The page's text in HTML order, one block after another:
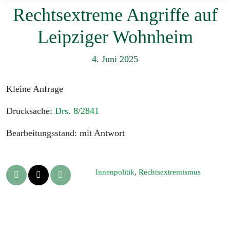
Rechtsextreme Angriffe auf
Leipziger Wohnheim
4. Juni 2025
Kleine Anfrage
Drucksache: Drs. 8/2841
Bearbeitungsstand: mit Antwort
Innenpolitik, Rechtsextremismus